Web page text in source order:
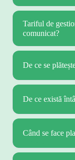
Tariful de
comunicat?
De ce se
De ce există
Când se face